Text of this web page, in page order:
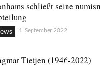
schließt seine
1. September 2022
Tietjen (1946-2022)